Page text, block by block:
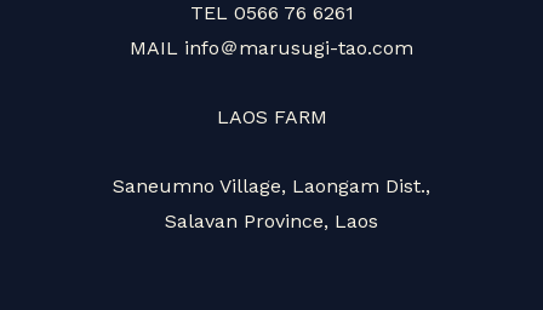
TEL 0566 76 6261
MAIL info＠marusugi-tao.com
LAOS FARM
Saneumno Village, Laongam Dist.,
Salavan Province, Laos